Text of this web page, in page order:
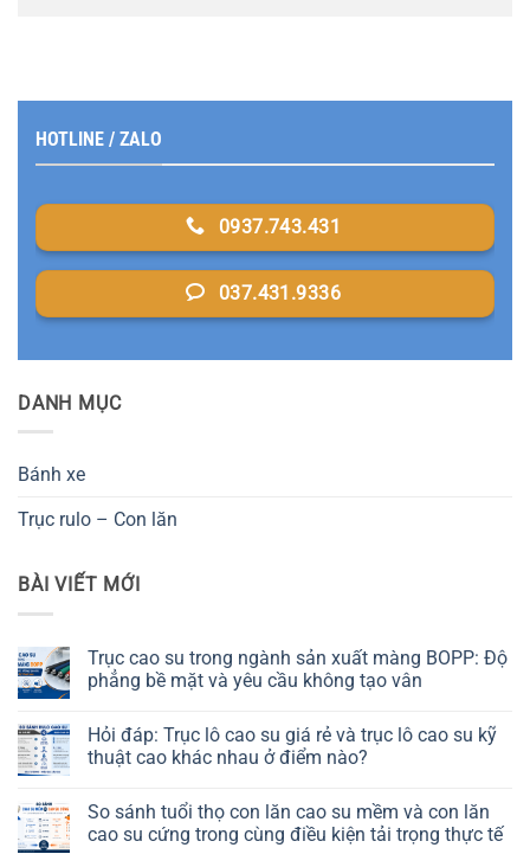
HOTLINE / ZALO
0937.743.431
037.431.9336
DANH MỤC
Bánh xe
Trục rulo – Con lăn
BÀI VIẾT MỚI
Trục cao su trong ngành sản xuất màng BOPP: Độ
phẳng bề mặt và yêu cầu không tạo vân
bình
luận
ở
su
trong
ngành
Hỏi đáp: Trục lô cao su giá rẻ và trục lô cao su kỹ
thuật cao khác nhau ở điểm nào?
bình
luận
ở
So sánh tuổi thọ con lăn cao su mềm và con lăn
cao su cứng trong cùng điều kiện tải trọng thực tế